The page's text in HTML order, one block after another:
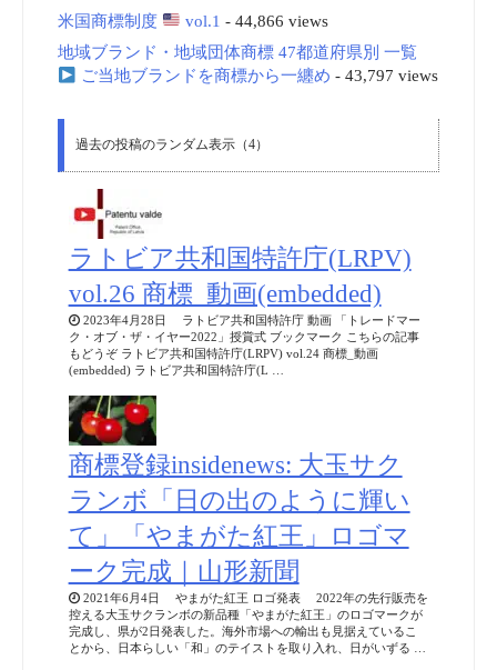
米国商標制度
vol.1 - 44,866 views
地域ブランド・地域団体商標 47都道府県別 一覧
ご当地ブランドを商標から一纏め - 43,797 views
過去の投稿のランダム表示（4）
ラトビア共和国特許庁(LRPV)
vol.26 商標_動画(embedded)
2023年4月28日 ラトビア共和国特許庁 動画 「トレードマー
ク・オブ・ザ・イヤー2022」授賞式 ブックマーク こちらの記事
もどうぞ ラトビア共和国特許庁(LRPV) vol.24 商標_動画
(embedded) ラトビア共和国特許庁(L …
商標登録insidenews: 大玉サク
ランボ「日の出のように輝い
て」「やまがた紅王」ロゴマ
ーク完成｜山形新聞
2021年6月4日 やまがた紅王 ロゴ発表 2022年の先行販売を
控える大玉サクランボの新品種「やまがた紅王」のロゴマークが
完成し、県が2日発表した。海外市場への輸出も見据えているこ
とから、日本らしい「和」のテイストを取り入れ、日がいずる …